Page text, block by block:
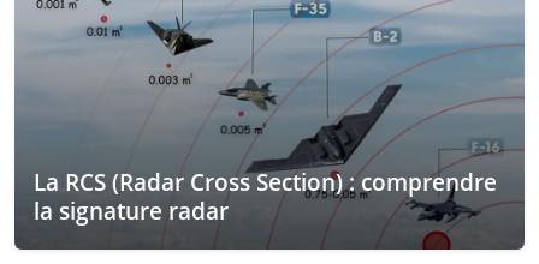
La RCS (Radar Cross Section) : comprendre
la signature radar